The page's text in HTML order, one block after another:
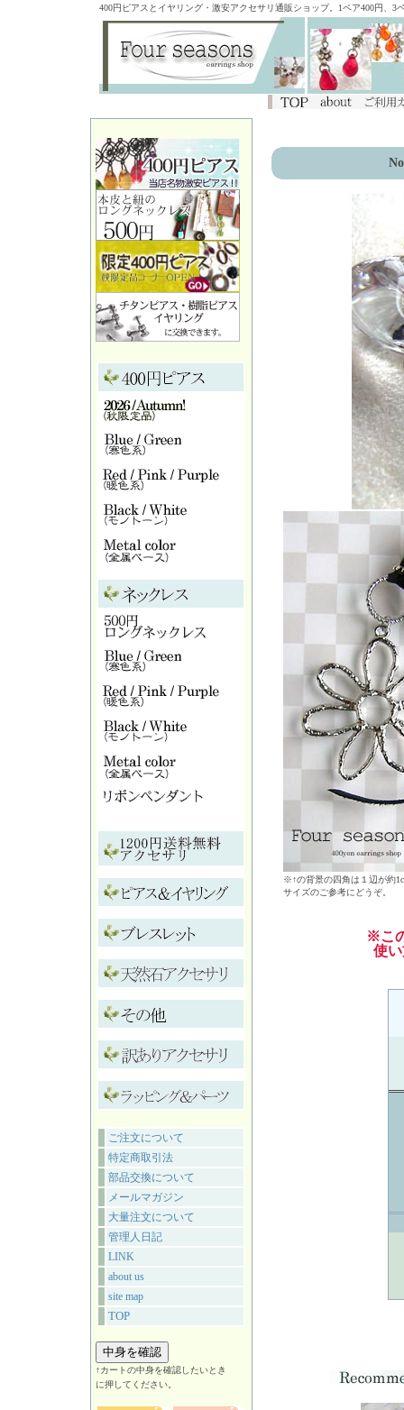
400円ピアスとイヤリング・激安アクセサリ通販ショップ。1ペア400円、
ご注文について
特定商取引法
部品交換について
メールマガジン
大量注文について
管理人日記
LINK
about us
site map
TOP
↑カートの中身を確認したいとき
に押してください。
※↑の背景の四角は１辺が約
サイズのご参考にどうぞ。
※こ
使